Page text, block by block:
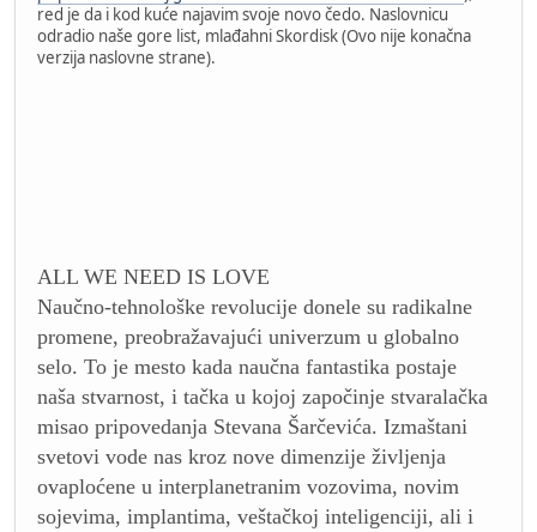
red je da i kod kuće najavim svoje novo čedo. Naslovnicu
odradio naše gore list, mlađahni Skordisk (Ovo nije konačna
verzija naslovne strane).
ALL WE NEED IS LOVE
Naučno-tehnološke revolucije donele su radikalne
promene, preobražavajući univerzum u globalno
selo. To je mesto kada naučna fantastika postaje
naša stvarnost, i tačka u kojoj započinje stvaralačka
misao pripovedanja Stevana Šarčevića. Izmaštani
svetovi vode nas kroz nove dimenzije življenja
ovaploćene u interplanetranim vozovima, novim
sojevima, implantima, veštačkoj inteligenciji, ali i